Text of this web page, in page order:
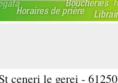
ceneri le gerei - 61250